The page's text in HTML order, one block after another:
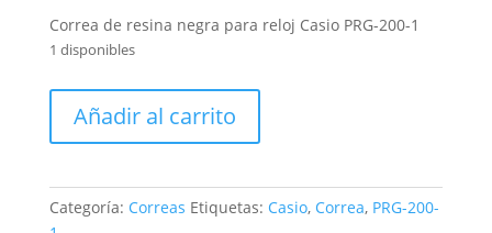
Correa de resina negra para reloj Casio PRG-200-1
1 disponibles
Casio
PRG-
1
cantidad
Añadir al carrito
Categoría: Correas Etiquetas: Casio, Correa, PRG-200-